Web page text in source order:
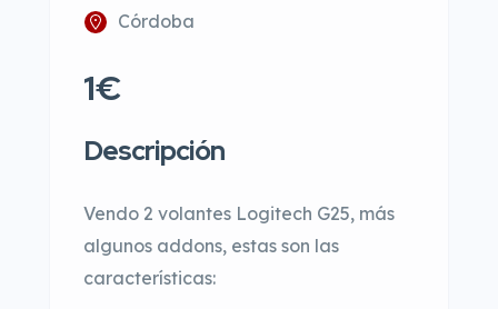
Córdoba
1€
Descripción
Vendo 2 volantes Logitech G25, más
algunos addons, estas son las
características: